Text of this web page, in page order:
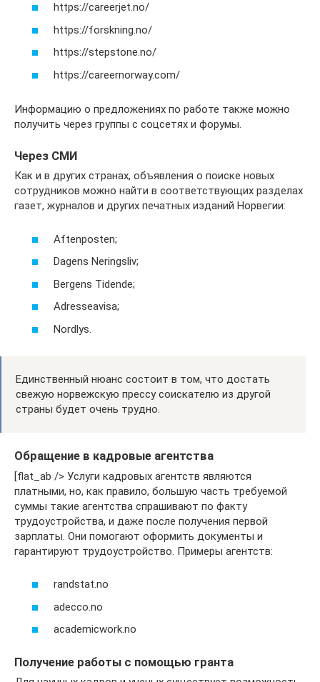
https://careerjet.no/
https://forskning.no/
https://stepstone.no/
https://careernorway.com/
Информацию о предложениях по работе также можно
получить через группы с соцсетях и форумы.
Через СМИ
Как и в других странах, объявления о поиске новых
сотрудников можно найти в соответствующих разделах
газет, журналов и других печатных изданий Норвегии:
Aftenposten;
Dagens Neringsliv;
Bergens Tidende;
Adresseavisa;
Nordlys.
Единственный нюанс состоит в том, что достать
свежую норвежскую прессу соискателю из другой
страны будет очень трудно.
Обращение в кадровые агентства
[flat_ab /> Услуги кадровых агентств являются
платными, но, как правило, большую часть требуемой
суммы такие агентства спрашивают по факту
трудоустройства, и даже после получения первой
зарплаты. Они помогают оформить документы и
гарантируют трудоустройство. Примеры агентств:
randstat.no
adecco.no
academicwork.no
Получение работы с помощью гранта